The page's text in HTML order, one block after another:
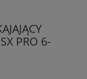
PRO 6-